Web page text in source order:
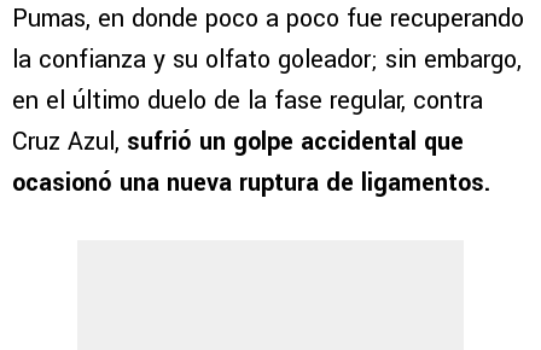
Pumas, en donde poco a poco fue recuperando
la confianza y su olfato goleador; sin embargo,
en el último duelo de la fase regular, contra
Cruz Azul, sufrió un golpe accidental que
ocasionó una nueva ruptura de ligamentos.